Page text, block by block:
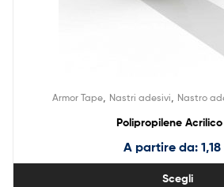
Armor Tape Nastri adesivi Nastro
Polipropilene
A partire da: 1,18
Scegli